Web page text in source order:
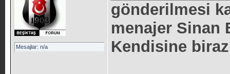
Mesajlar: n/a
gönderilmesi
menajer Sinan
Kendisine